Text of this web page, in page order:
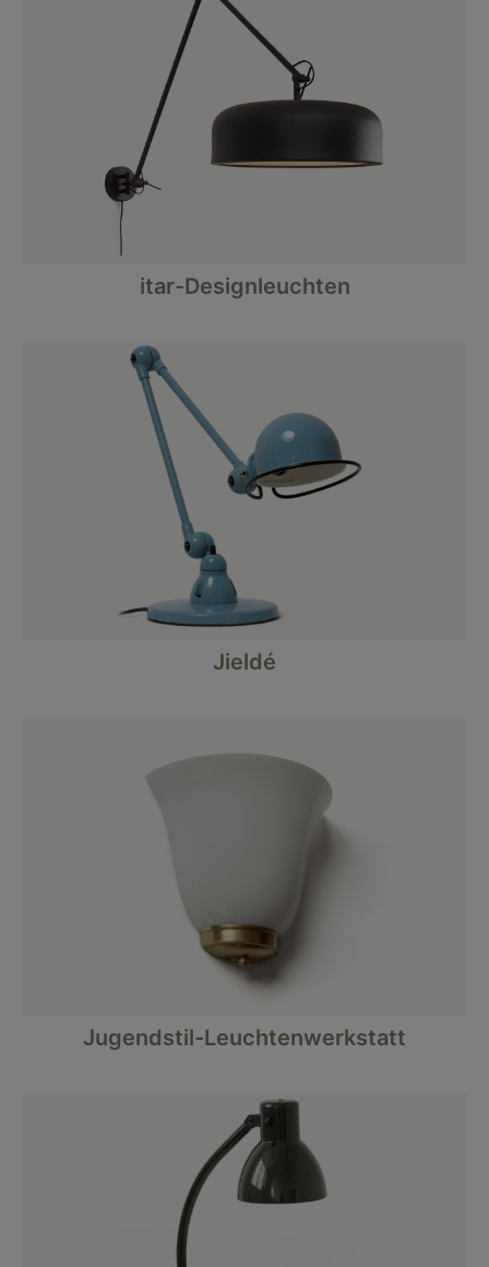
itar-Designleuchten
Jieldé
Jugendstil-Leuchtenwerkstatt